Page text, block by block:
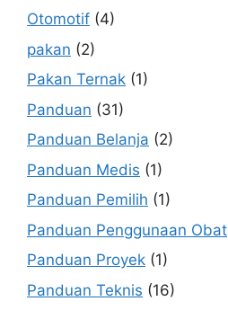
Otomotif (4)
pakan (2)
Pakan Ternak (1)
Panduan (31)
Panduan Belanja (2)
Panduan Medis (1)
Panduan Pemilih (1)
Panduan Penggunaan Obat
Panduan Proyek (1)
Panduan Teknis (16)